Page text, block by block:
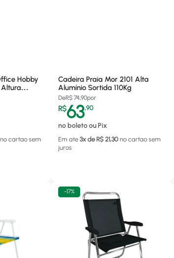
Hobby
Altura
no cartao sem
Cadeira Praia Mor 2101 Alta
Alumínio Sortida 110Kg
DeR$ 74,90por
R$63,90
no boleto ou Pix
Em ate 3x de R$ 21,30 no cartao sem
juros
-17%